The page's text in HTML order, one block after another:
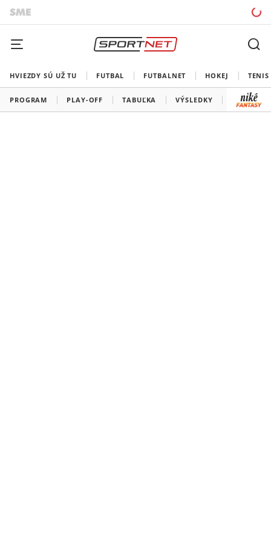
HVIEZDY SÚ UŽ TU FUTBAL FUTBALNET HOKEJ TENIS
PROGRAM PLAY-OFF TABUĽKA VÝSLEDKY ŠK